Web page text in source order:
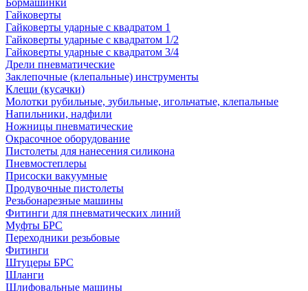
Бормашинки
Гайковерты
Гайковерты ударные с квадратом 1
Гайковерты ударные с квадратом 1/2
Гайковерты ударные с квадратом 3/4
Дрели пневматические
Заклепочные (клепальные) инструменты
Клещи (кусачки)
Молотки рубильные, зубильные, игольчатые, клепальные
Напильники, надфили
Ножницы пневматические
Окрасочное оборудование
Пистолеты для нанесения силикона
Пневмостеплеры
Присоски вакуумные
Продувочные пистолеты
Резьбонарезные машины
Фитинги для пневматических линий
Муфты БРС
Переходники резьбовые
Фитинги
Штуцеры БРС
Шланги
Шлифовальные машины